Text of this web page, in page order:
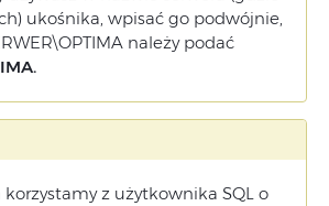
ukośnika, wpisać go podwójnie,
należy podać
korzystamy z użytkownika SQL o